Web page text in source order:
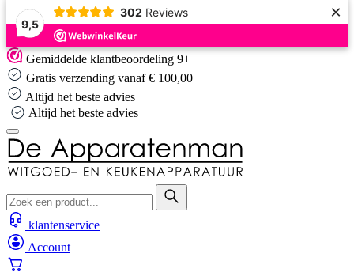
9,5
302 Reviews ×
Skip
to
content
Gemiddelde klantbeoordeling 9+
Gratis verzending vanaf € 100,00
Altijd het beste advies
Altijd het beste advies
klantenservice
Account